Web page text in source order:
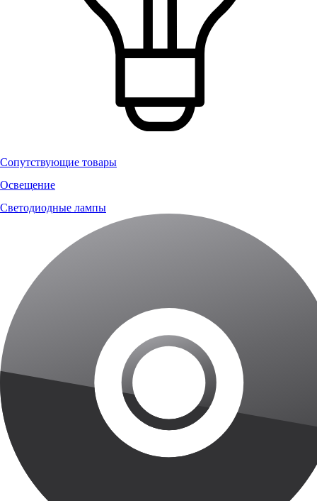
Сопутствующие товары
Освещение
Светодиодные лампы